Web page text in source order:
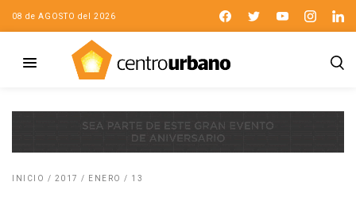
08 de AGOSTO del 2026
INICIO / 2017 / ENERO / 13